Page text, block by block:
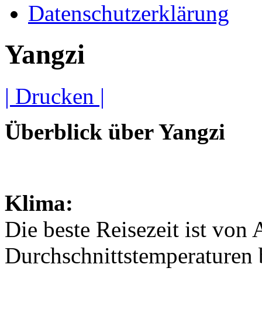
Datenschutzerklärung
Yangzi
| Drucken |
Überblick über Yangzi
Klima:
Die beste Reisezeit ist von
Durchschnittstemperaturen